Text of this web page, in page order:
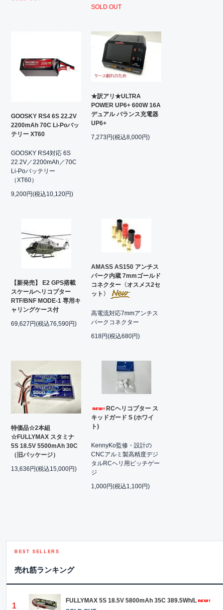
SOLD OUT
GOOSKY RS4 6S 22.2V
2200mAh 70C Li-Poバッ
テリー XT60
GOOSKY RS4対応 6S
22.2V／2200mAh／70C
Li-Poバッテリー
（XT60）
9,200円(税込10,120円)
★訳アリ★ULTRA
POWER UP6+ 600W 16A
デュアル バランス充電器
UP6+
7,273円(税込8,000円)
【新発売】 E2 GPS搭載
スケールヘリコプター
RTF/BNF MODE-1 専用キ
ャリングケース付
69,627円(税込76,590円)
AMASS AS150 アンチス
パーク内蔵 7mmゴールド
コネクター〈オスメス2セ
ット〉
高電流対応7mmアンチス
パークコネクター
618円(税込680円)
特価品☆2本組
☆FULLYMAX スタミナ
5S 18.5V 5500mAh 30C
（旧パッケージ）
13,636円(税込15,000円)
RCヘリコプター ス
キッドガード S (ホワイ
ト)
KennyKo監修・設計の
CNCアルミ製高精度デジ
タルRCヘリ用ピッチゲー
ジ
1,000円(税込1,100円)
BEST SELLERS
売れ筋ランキング
1
FULLYMAX 5S 18.5V 5800mAh 35C 389.5Wh/L